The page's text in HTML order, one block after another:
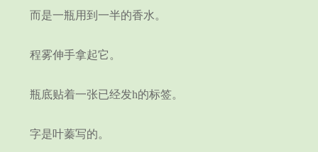
而是一瓶用到一半的香水。
程雾伸手拿起它。
瓶底贴着一张已经发h的标签。
字是叶蓁写的。